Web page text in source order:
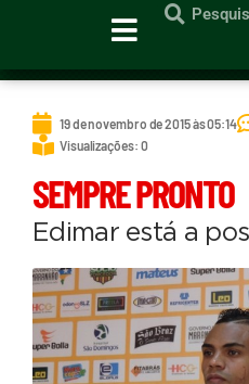
19 de novembro de 2015 às 05:14
Visualizações: 0
SEMPRE PRONTO
Edimar está a